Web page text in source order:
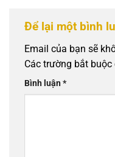
Để lại một bình
Email của bạn sẽ
Các trường bắt
Bình luận*